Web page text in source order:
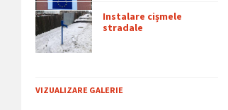
Instalare cișmele
stradale
VIZUALIZARE GALERIE